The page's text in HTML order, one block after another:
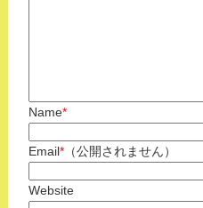
Name*
Email*（公開されません）
Website